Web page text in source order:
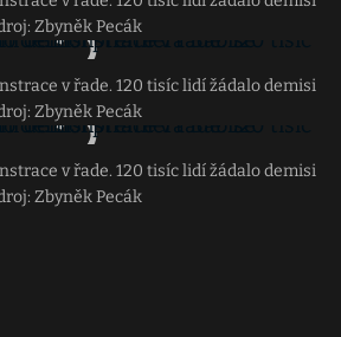
Zbyněk Pecák
v řade. 120 tisíc lidí žádalo demisi
Zbyněk Pecák
v řade. 120 tisíc lidí žádalo demisi
Zbyněk Pecák